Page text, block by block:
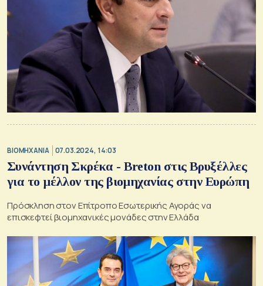
ΒΙΟΜΗΧΑΝΙΑ 07.03.2024, 14:03
Συνάντηση Σκρέκα - Breton στις Βρυξέλλες
για το μέλλον της βιομηχανίας στην Ευρώπη
Πρόσκληση στον Επίτροπο Εσωτερικής Αγοράς να
επισκεφτεί βιομηχανικές μονάδες στην Ελλάδα